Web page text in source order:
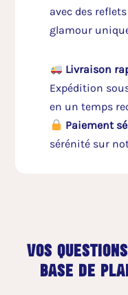
avec des
glamour
Livraison
Expédition
en un temps
Paiement
sérénité sur
vos
base de